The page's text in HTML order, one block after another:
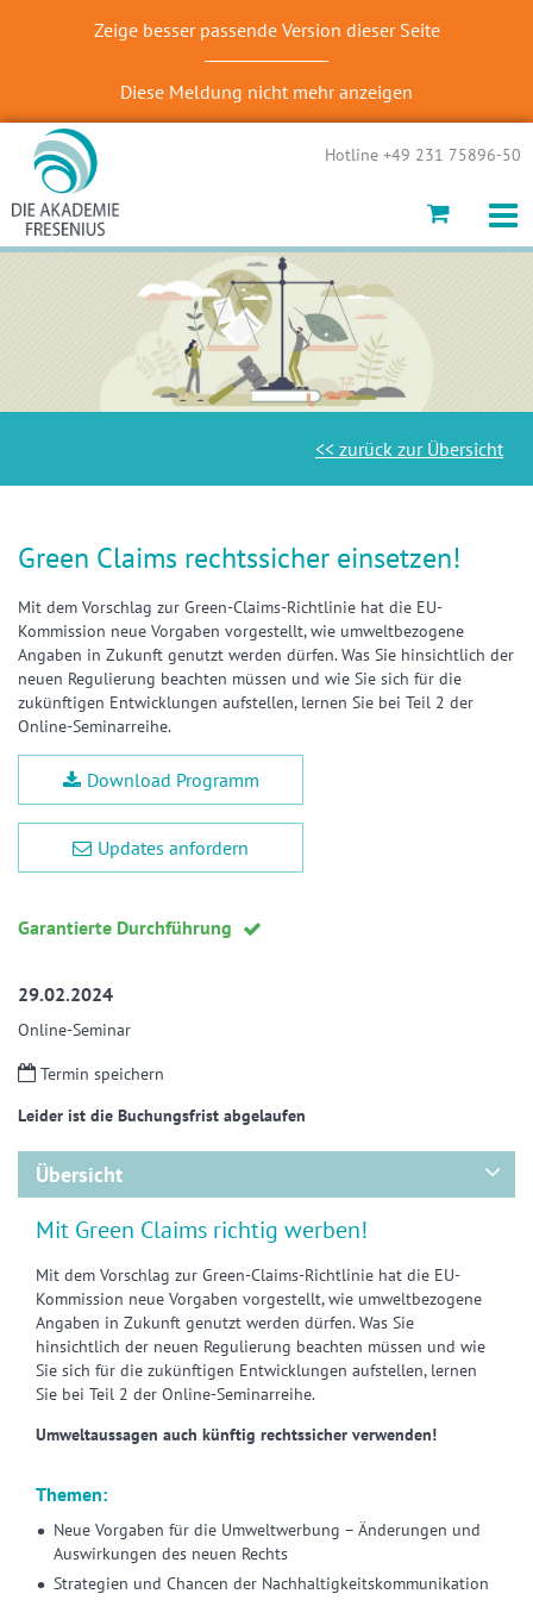
Zeige besser passende Version dieser Seite
Diese Meldung nicht mehr anzeigen
Hotline +49 231 75896-50
<< zurück zur Übersicht
Green Claims rechtssicher einsetzen!
Mit dem Vorschlag zur Green-Claims-Richtlinie hat die EU-
Kommission neue Vorgaben vorgestellt, wie umweltbezogene
Angaben in Zukunft genutzt werden dürfen. Was Sie hinsichtlich der
neuen Regulierung beachten müssen und wie Sie sich für die
zukünftigen Entwicklungen aufstellen, lernen Sie bei Teil 2 der
Online-Seminarreihe.
Download Programm
Updates anfordern
Garantierte Durchführung
29.02.2024
Online-Seminar
Termin speichern
Leider ist die Buchungsfrist abgelaufen
Übersicht
Mit Green Claims richtig werben!
Mit dem Vorschlag zur Green-Claims-Richtlinie hat die EU-
Kommission neue Vorgaben vorgestellt, wie umweltbezogene
Angaben in Zukunft genutzt werden dürfen. Was Sie
hinsichtlich der neuen Regulierung beachten müssen und wie
Sie sich für die zukünftigen Entwicklungen aufstellen, lernen
Sie bei Teil 2 der Online-Seminarreihe.
Umweltaussagen auch künftig rechtssicher verwenden!
Themen:
Neue Vorgaben für die Umweltwerbung – Änderungen und
Auswirkungen des neuen Rechts
Strategien und Chancen der Nachhaltigkeitskommunikation